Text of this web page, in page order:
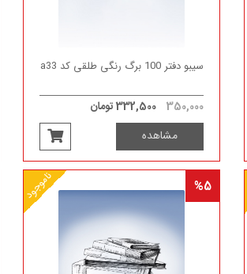
سیبو دفتر 100 برگ رنگی طلقی کد a33
350,000 332,500 تومان
مشاهده
%5 ناموجود